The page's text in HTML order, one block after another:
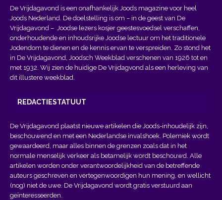
De Vrijdagavond is een onafhankelijk Joods magazine voor heel
Joods Nederland. De doelstelling is om – in de geest van De
Vrijdagavond – Joodse lezers kosjer geestesvoedsel verschaffen,
onderhoudende en inhoudsrijke Joodse lectuur om het traditionele
Jodendom te dienen en de kennis ervan te verspreiden. Zo stond het
in De Vrijdagavond, Joodsch Weekblad verschenen van 1926 tot en
met 1932. Wij zien de huidige De Vrijdagvond als een herleving van
dit illustere weekblad.
REDACTIESTATUUT
De Vrijdagavond plaatst nieuwe artikelen die Joods-inhoudelijk zijn,
beschouwend en met een Nederlandse invalshoek. Polemiek wordt
gewaardeerd, maar alles binnen de grenzen zoals dat in het
normale menselijk verkeer als betamelijk wordt beschouwd. Alle
artikelen worden onder verantwoordelijkheid van de betreffende
auteurs geschreven en vertegenwoordigen hun mening, en wellicht
(nog) niet de uwe. De Vrijdagavond wordt gratis verstuurd aan
geïnteresseerden.